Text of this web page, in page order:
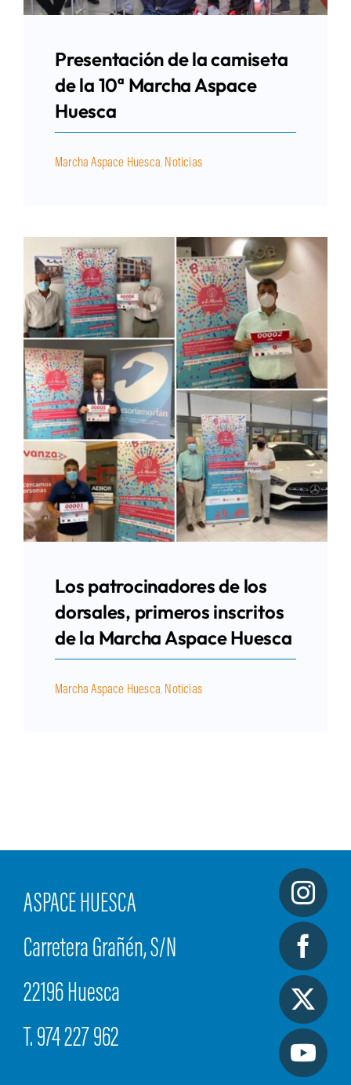
Presentación de la camiseta
de la 10ª Marcha Aspace
Huesca
Marcha Aspace Huesca, Noticias
Los patrocinadores de los
dorsales, primeros inscritos
de la Marcha Aspace Huesca
Marcha Aspace Huesca, Noticias
ASPACE HUESCA
Carretera Grañén, S/N
22196 Huesca
T. 974 227 962